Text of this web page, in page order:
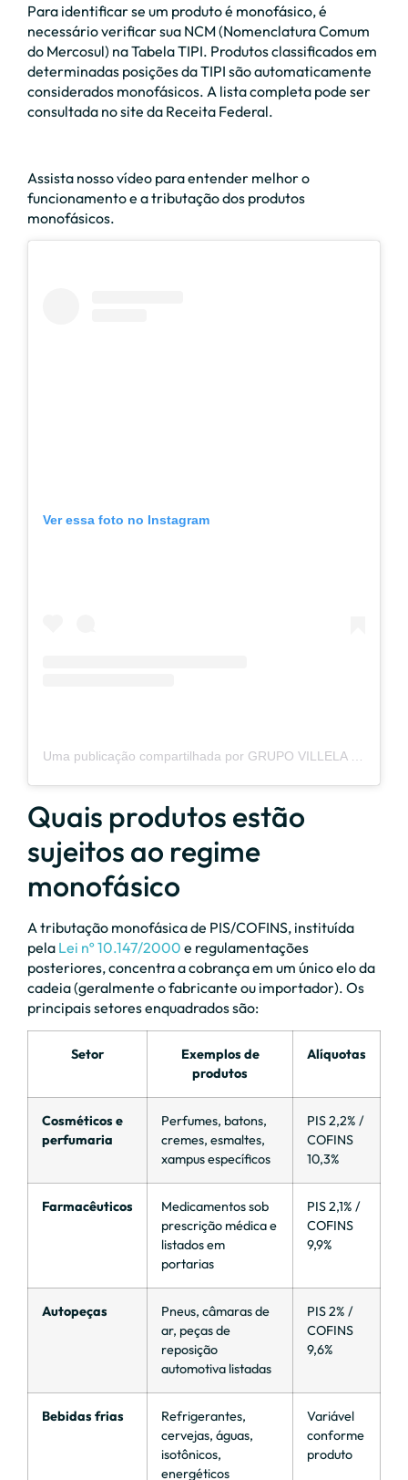
Para identificar se um produto é monofásico, é
necessário verificar sua NCM (Nomenclatura Comum
do Mercosul) na Tabela TIPI. Produtos classificados em
determinadas posições da TIPI são automaticamente
considerados monofásicos. A lista completa pode ser
consultada no site da Receita Federal.
Assista nosso vídeo para entender melhor o
funcionamento e a tributação dos produtos
monofásicos.
Ver essa foto no Instagram
Uma publicação compartilhada por GRUPO VILLELA (@grupo.villela)
Quais produtos estão
sujeitos ao regime
monofásico
A tributação monofásica de PIS/COFINS, instituída
pela Lei nº 10.147/2000 e regulamentações
posteriores, concentra a cobrança em um único elo da
cadeia (geralmente o fabricante ou importador). Os
principais setores enquadrados são:
Setor
Exemplos de
produtos
Alíquotas
Cosméticos e
perfumaria
Perfumes, batons,
cremes, esmaltes,
xampus específicos
PIS 2,2% /
COFINS
10,3%
Farmacêuticos
Medicamentos sob
prescrição médica e
listados em
portarias
PIS 2,1% /
COFINS
9,9%
Autopeças
Pneus, câmaras de
ar, peças de
reposição
automotiva listadas
PIS 2% /
COFINS
9,6%
Bebidas frias
Refrigerantes,
cervejas, águas,
isotônicos,
energéticos
Variável
conforme
produto